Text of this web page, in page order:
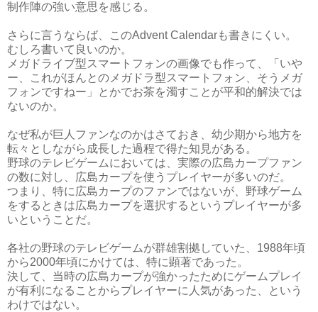
制作陣の強い意思を感じる。
さらに言うならば、このAdvent Calendarも書きにくい。
むしろ書いて良いのか。
メガドライブ型スマートフォンの画像でも作って、「いや
ー、これがほんとのメガドラ型スマートフォン、そうメガ
フォンですねー」とかでお茶を濁すことが平和的解決では
ないのか。
なぜ私が巨人ファンなのかはさておき、幼少期から地方を
転々としながら成長した過程で得た知見がある。
野球のテレビゲームにおいては、実際の広島カープファン
の数に対し、広島カープを使うプレイヤーが多いのだ。
つまり、特に広島カープのファンではないが、野球ゲーム
をするときは広島カープを選択するというプレイヤーが多
いということだ。
各社の野球のテレビゲームが群雄割拠していた、1988年頃
から2000年頃にかけては、特に顕著であった。
決して、当時の広島カープが強かったためにゲームプレイ
が有利になることからプレイヤーに人気があった、という
わけではない。